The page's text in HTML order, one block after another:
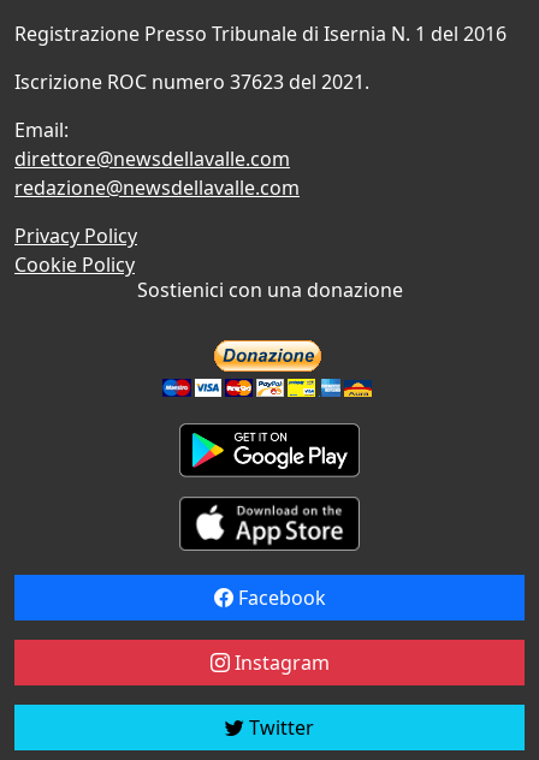
Registrazione Presso Tribunale di Isernia N. 1 del 2016
Iscrizione ROC numero 37623 del 2021.
Email:
direttore@newsdellavalle.com
redazione@newsdellavalle.com
Privacy Policy
Cookie Policy
Sostienici con una donazione
Facebook
Instagram
Twitter